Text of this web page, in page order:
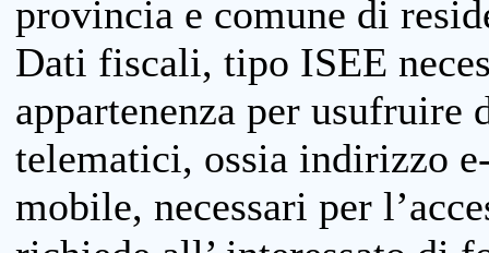
provincia e comune di
Dati fiscali, tipo ISEE
appartenenza per
telematici, ossia indirizzo
mobile, necessari per